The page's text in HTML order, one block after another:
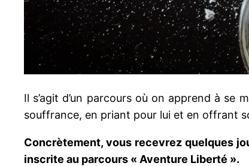
Il s’agit d’un parcours où on apprend à se
souffrance, en priant pour lui et en offrant
Concrètement, vous recevrez quelques
inscrite au parcours « Aventure Liberté ».